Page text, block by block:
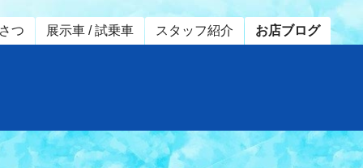
つ 展示車 / 試乗車 スタッフ紹介 お店ブログ